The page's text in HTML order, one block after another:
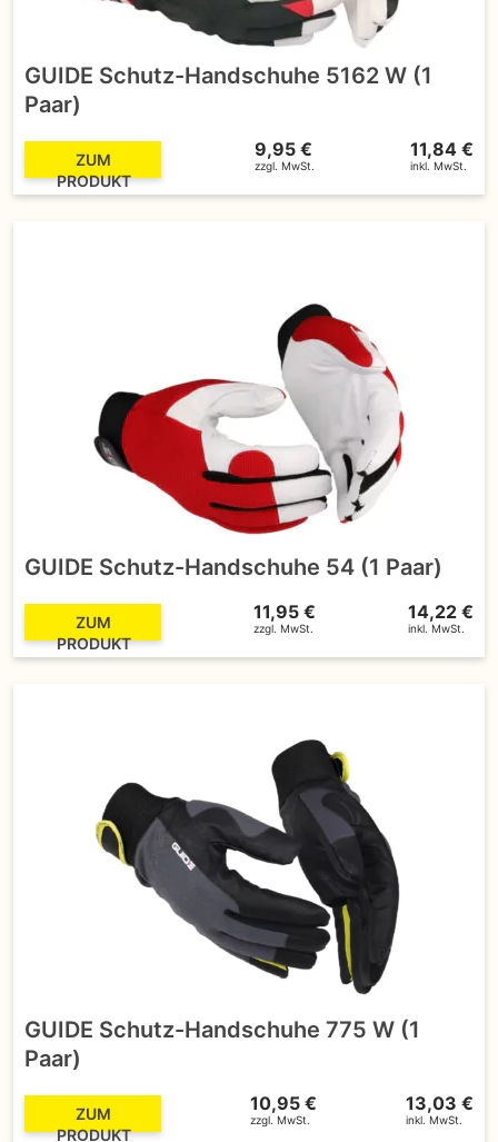
GUIDE Schutz-Handschuhe 5162 W (1
Paar)
ZUM
PRODUKT
9,95 €
zzgl. MwSt.
11,84 €
inkl. MwSt.
GUIDE Schutz-Handschuhe 54 (1 Paar)
ZUM
PRODUKT
11,95 €
zzgl. MwSt.
14,22 €
inkl. MwSt.
GUIDE Schutz-Handschuhe 775 W (1
Paar)
ZUM
PRODUKT
10,95 €
zzgl. MwSt.
13,03 €
inkl. MwSt.